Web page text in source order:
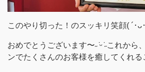
このやり切った！のスッキリ笑顔( ´･ᴗ
おめでとうございます〜˶ ̇ᵕ​ ̇˶これから
ンでたくさんのお客様を癒してくれる